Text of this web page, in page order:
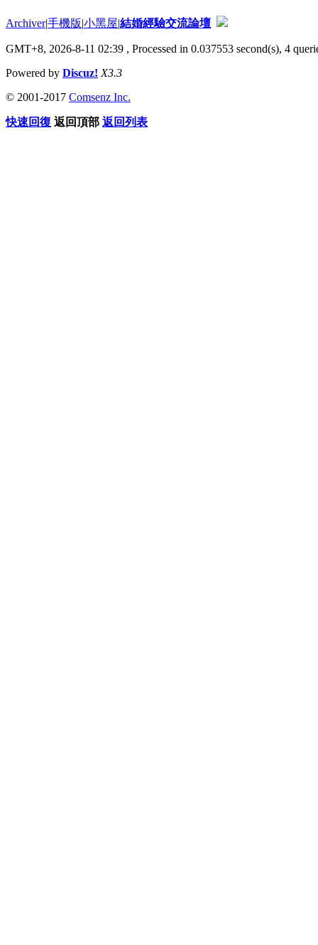
Archiver|手機版|小黑屋|結婚經驗交流論壇
GMT+8, 2026-8-11 02:39 , Processed in 0.037553 second(s), 4
Powered by Discuz! X3.3
© 2001-2017 Comsenz Inc.
快速回復 返回頂部 返回列表